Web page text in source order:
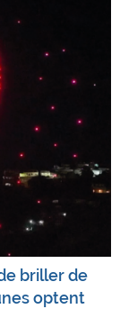
briller de
optent